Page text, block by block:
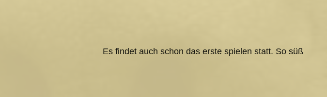
Es findet auch schon das erste spielen statt. So süß